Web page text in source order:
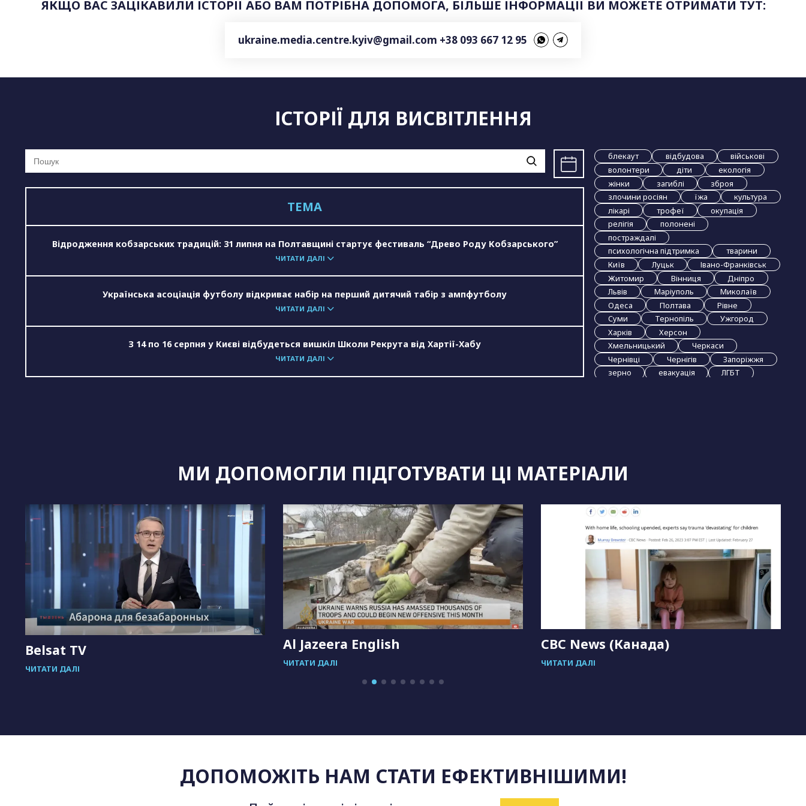
ЯКЩО ВАС ЗАЦІКАВИЛИ ІСТОРІЇ АБО ВАМ ПОТРІБНА ДОПОМОГА, БІЛЬШЕ ІНФОРМАЦІЇ ВИ МОЖЕТЕ ОТРИМАТИ ТУТ:
ukraine.media.centre.kyiv@gmail.com +38 093 667 12 95
ІСТОРІЇ ДЛЯ ВИСВІТЛЕННЯ
блекаут відбудова
військові
волонтери
діти
екологія
жінки
загиблі
зброя
злочини росіян
їжа
культура
лікарі
трофеї
окупація
релігія
полонені
постраждалі
психологічна підтримка
тварини
Київ
Луцьк
Івано-Франківськ
Житомир
Вінниця
Дніпро
Львів
Маріуполь
Миколаїв
Одеса
Полтава
Рівне
Суми
Тернопіль
Ужгород
Харків
Херсон
Хмельницький
Черкаси
Чернівці
Чернігів
Запоріжжя
зерно
евакуація
ЛГБТ
шукали:
ТЕМА
Відродження кобзарських традицій: 31 липня на Полтавщині стартує фестиваль “Древо Роду Кобзарського”
ЧИТАТИ ДАЛІ
Українська асоціація футболу відкриває набір на перший дитячий табір з ампфутболу
ЧИТАТИ ДАЛІ
З 14 по 16 серпня у Києві відбудеться вишкіл Школи Рекрута від Хартії-Хабу
ЧИТАТИ ДАЛІ
МИ ДОПОМОГЛИ ПІДГОТУВАТИ ЦІ МАТЕРІАЛИ
Belsat TV
ЧИТАТИ ДАЛІ
Al Jazeera English
ЧИТАТИ ДАЛІ
CBC News (Канада)
ЧИТАТИ ДАЛІ
ДОПОМОЖІТЬ НАМ СТАТИ ЕФЕКТИВНІШИМИ!